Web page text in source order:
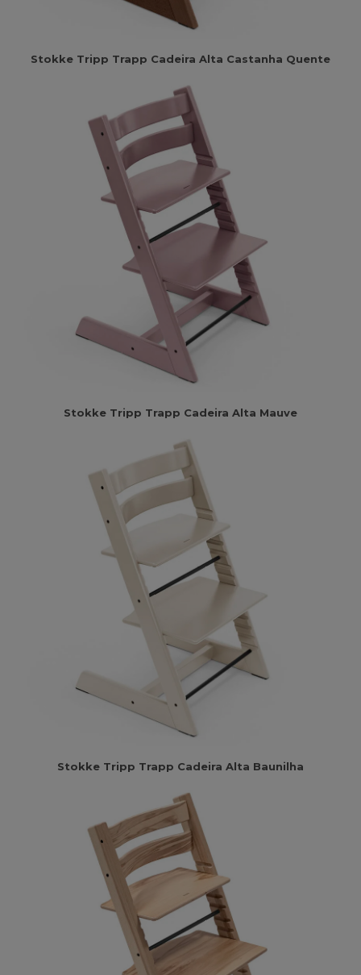
Stokke Tripp Trapp Cadeira Alta Castanha Quente
Stokke Tripp Trapp Cadeira Alta Mauve
Stokke Tripp Trapp Cadeira Alta Baunilha